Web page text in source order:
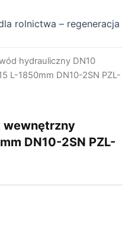
rolnictwa – regeneracja
hydrauliczny DN10
L-1850mm DN10-2SN PZL-
wewnętrzny
DN10-2SN PZL-